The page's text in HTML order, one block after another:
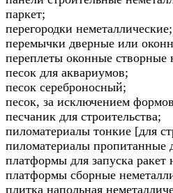
паркет;
перегородки неметаллические;
перемычки дверные или
переплеты оконные створные
песок для аквариумов;
песок сереброносный;
песок, за исключением
песчаник для строительства;
пиломатериалы тонкие [для
пиломатериалы пропитанные
платформы для запуска ракет
платформы сборные
плитка напольная